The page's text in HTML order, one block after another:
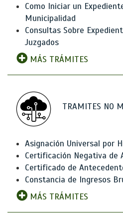
Como Iniciar un
Municipalidad
Consultas Sobre
Juzgados
MÁS TRÁMITES
TRAMITES NO
Asignación Universal por
Certificación Negativa de
Certificado de
Constancia de Ingresos
MÁS TRÁMITES